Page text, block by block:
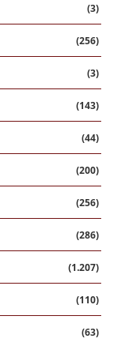
(3)
(256)
(3)
(143)
(44)
(200)
(256)
(286)
(1.207)
(110)
(63)